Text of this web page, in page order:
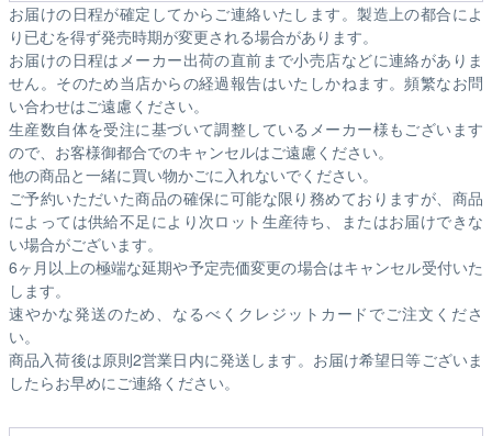
お届けの日程が確定してからご連絡いたします。製造上の都合によ
り已むを得ず発売時期が変更される場合があります。
お届けの日程はメーカー出荷の直前まで小売店などに連絡がありま
せん。そのため当店からの経過報告はいたしかねます。頻繁なお問
い合わせはご遠慮ください。
生産数自体を受注に基づいて調整しているメーカー様もございます
ので、お客様御都合でのキャンセルはご遠慮ください。
他の商品と一緒に買い物かごに入れないでください。
ご予約いただいた商品の確保に可能な限り務めておりますが、商品
によっては供給不足により次ロット生産待ち、またはお届けできな
い場合がございます。
6ヶ月以上の極端な延期や予定売価変更の場合はキャンセル受付いた
します。
速やかな発送のため、なるべくクレジットカードでご注文くださ
い。
商品入荷後は原則2営業日内に発送します。お届け希望日等ございま
したらお早めにご連絡ください。